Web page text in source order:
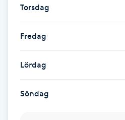
Hårborttagning
Hårbottenbehandling
Hårförlängning
Hårvård
Torsdag
Fredag
Lördag
Söndag